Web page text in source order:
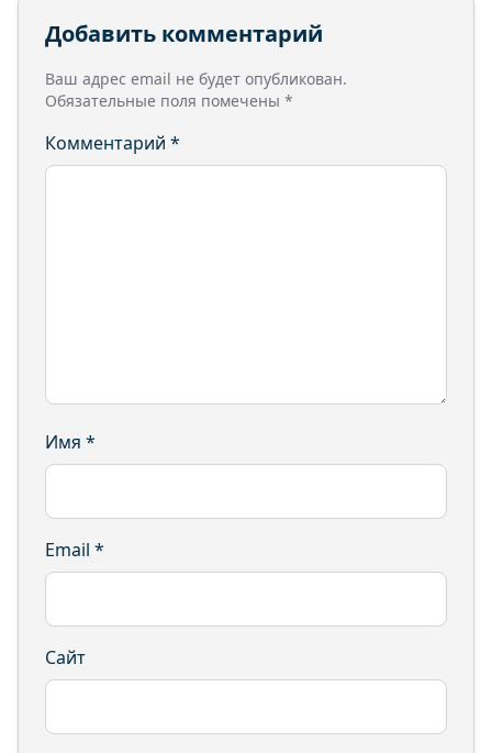
Добавить комментарий
Ваш адрес email не будет опубликован.
Обязательные поля помечены *
Комментарий *
Имя *
Email *
Сайт